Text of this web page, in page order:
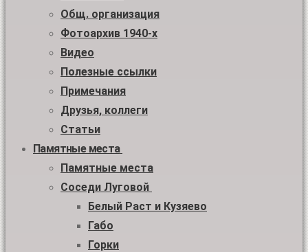
Общ. организация
Фотоархив 1940-х
Видео
Полезные ссылки
Примечания
Друзья, коллеги
Статьи
Памятные места
Памятные места
Соседи Луговой
Белый Раст и Кузяево
Габо
Горки